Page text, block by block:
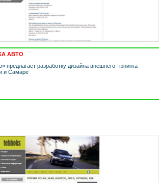
АВТО
предлагает разработку дизайна внешнего тюнинга
и Самаре